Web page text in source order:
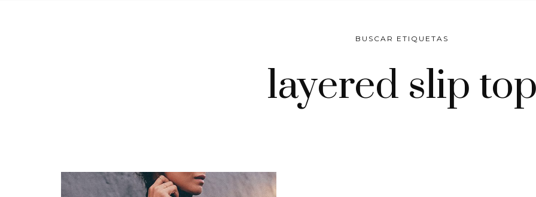
BUSCAR ETIQUETAS
layered slip